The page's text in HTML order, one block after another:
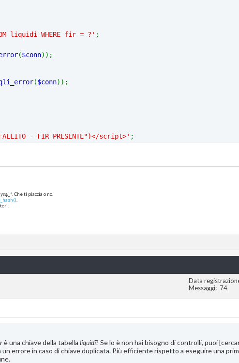
liquidi WHERE fir = ?' ;
($conn));
($conn));
- FIR PRESENTE")</script>' ;
mysqli_error
. Che ti piaccia o no.
Data
Messaggi
74
è una chiave della tabella liquidi? Se lo è non hai bisogno di controlli, puoi
errore in caso di chiave duplicata. Più efficiente rispetto a eseguire una